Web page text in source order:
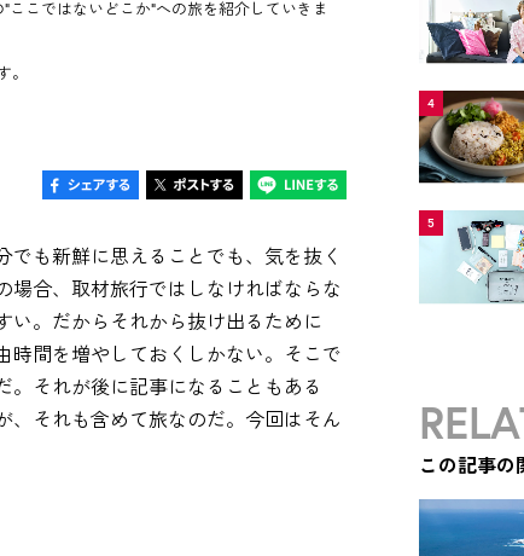
こではないどこか"への旅を紹介していきま
も新鮮に思えることでも、気を抜く
場合、取材旅行ではしなければならな
い。だからそれから抜け出るために
時間を増やしておくしかない。そこで
。それが後に記事になることもある
、それも含めて旅なのだ。今回はそん
4
5
この記事の